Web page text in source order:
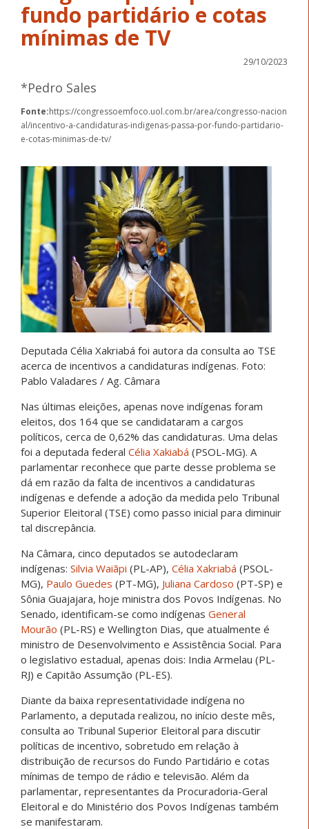
fundo partidário e cotas
mínimas de TV
29/10/2023
*Pedro Sales
Fonte:https://congressoemfoco.uol.com.br/area/congresso-nacion
al/incentivo-a-candidaturas-indigenas-passa-por-fundo-partidario-
e-cotas-minimas-de-tv/
Deputada Célia Xakriabá foi autora da consulta ao TSE
acerca de incentivos a candidaturas indígenas. Foto:
Pablo Valadares / Ag. Câmara
Nas últimas eleições, apenas nove indígenas foram
eleitos, dos 164 que se candidataram a cargos
políticos, cerca de 0,62% das candidaturas. Uma delas
foi a deputada federal Célia Xakiabá (PSOL-MG). A
parlamentar reconhece que parte desse problema se
dá em razão da falta de incentivos a candidaturas
indígenas e defende a adoção da medida pelo Tribunal
Superior Eleitoral (TSE) como passo inicial para diminuir
tal discrepância.
Na Câmara, cinco deputados se autodeclaram
indígenas: Silvia Waiãpi (PL-AP), Célia Xakriabá (PSOL-
MG), Paulo Guedes (PT-MG), Juliana Cardoso (PT-SP) e
Sônia Guajajara, hoje ministra dos Povos Indígenas. No
Senado, identificam-se como indígenas General
Mourão (PL-RS) e Wellington Dias, que atualmente é
ministro de Desenvolvimento e Assistência Social. Para
o legislativo estadual, apenas dois: India Armelau (PL-
RJ) e Capitão Assumção (PL-ES).
Diante da baixa representatividade indígena no
Parlamento, a deputada realizou, no início deste mês,
consulta ao Tribunal Superior Eleitoral para discutir
políticas de incentivo, sobretudo em relação à
distribuição de recursos do Fundo Partidário e cotas
mínimas de tempo de rádio e televisão. Além da
parlamentar, representantes da Procuradoria-Geral
Eleitoral e do Ministério dos Povos Indígenas também
se manifestaram.